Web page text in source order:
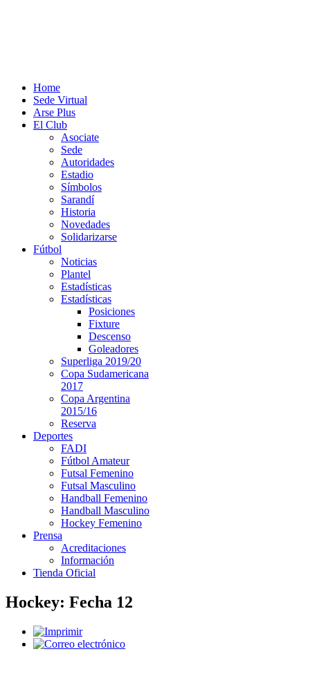
Home
Sede Virtual
Arse Plus
El Club
Asociate
Sede
Autoridades
Estadio
Símbolos
Sarandí
Historia
Novedades
Solidarizarse
Fútbol
Noticias
Plantel
Estadísticas
Estadísticas
Posiciones
Fixture
Descenso
Goleadores
Superliga 2019/20
Copa Sudamericana
2017
Copa Argentina
2015/16
Reserva
Deportes
FADI
Fútbol Amateur
Futsal Femenino
Futsal Masculino
Handball Femenino
Handball Masculino
Hockey Femenino
Prensa
Acreditaciones
Información
Tienda Oficial
Hockey: Fecha 12